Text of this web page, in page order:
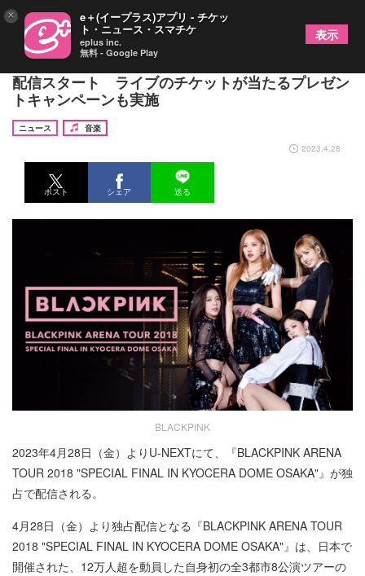
BLACKPINKの過去のライブ映像がU-NEXT独占で
配信スタート ライブのチケットが当たるプレゼン
トキャンペーンも実施
ニュース
音楽
2023.4.28
ポスト シェア 送る
BLACKPINK
2023年4⽉28⽇（⾦）よりU-NEXTにて、『BLACKPINK ARENA
TOUR 2018 "SPECIAL FINAL IN KYOCERA DOME OSAKA"』が独
占で配信される。
4⽉28⽇（⾦）より独占配信となる『BLACKPINK ARENA TOUR
2018 "SPECIAL FINAL IN KYOCERA DOME OSAKA"』は、⽇本で
開催された、12万⼈超を動員した⾃⾝初の全3都市8公演ツアーの
× e＋(イープラス)アプリ - チケッ
ト・ニュース・スマチケ
eplus inc.
無料 - Google Play
表示